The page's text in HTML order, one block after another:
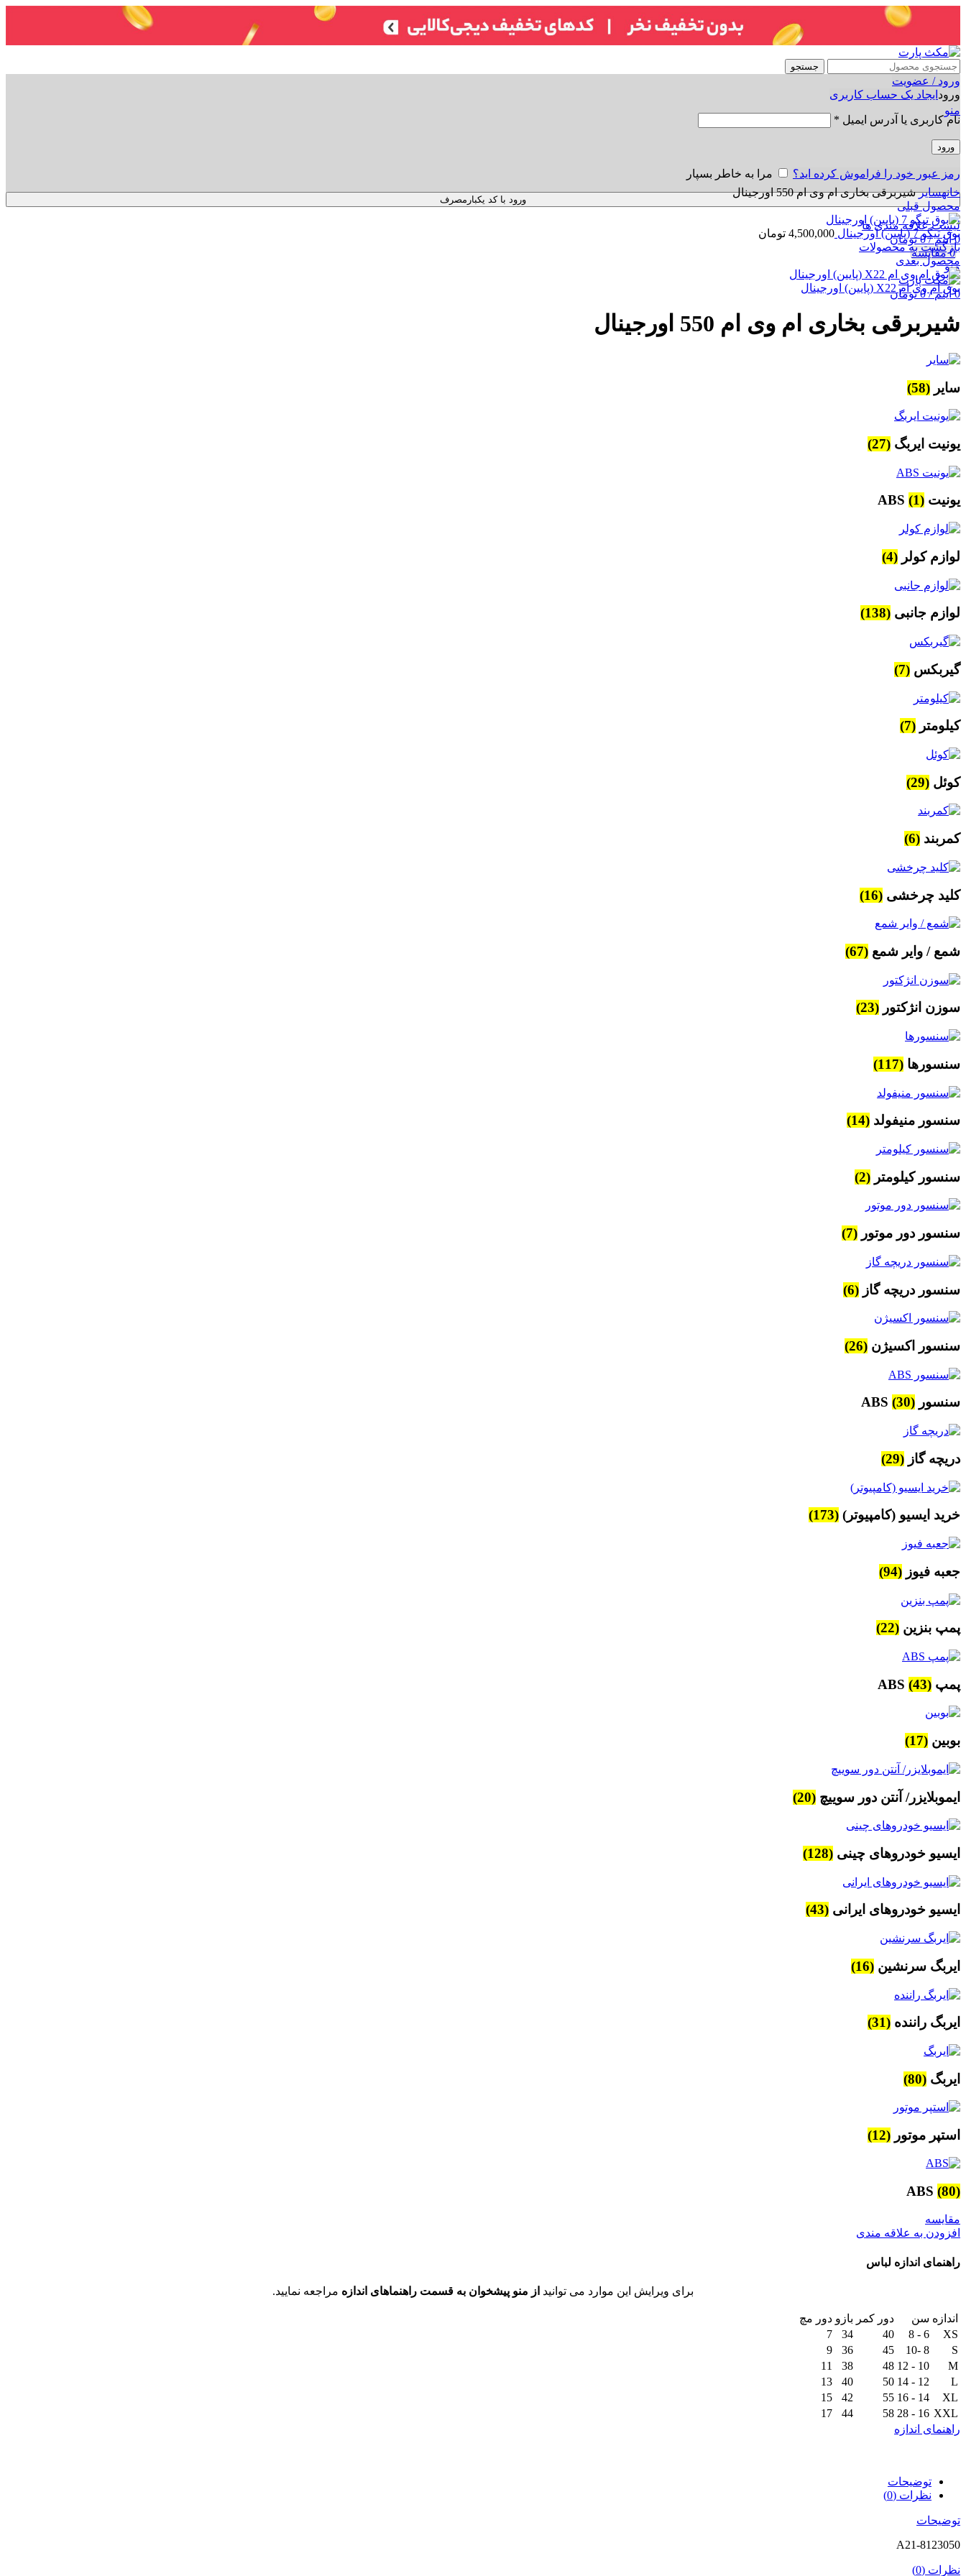
جستجو
ورود / عضویت
ورود ایجاد یک حساب کاربری
نام کاربری یا آدرس ایمیل *
ورود
رمز عبور خود را فراموش کرده اید؟ مرا به خاطر بسپار
ورود با کد یکبارمصرف
لیست علاقه مندی ها
0 آیتم /
0 تومان
0 مقایسه
منو
0 آیتم /
0 تومان
منو
برای بزرگنمایی کلیک کنید
خانهسایرشیربرقی بخاری ام وی ام 550 اورجینال
محصول قبلی
بوق تیگو 7 (پایین) اورجینال 4,500,000 تومان
بازگشت به محصولات
محصول بعدی
بوق ام وی ام X22 (پایین) اورجینال
شیربرقی بخاری ام وی ام 550 اورجینال
سایر (58)
یونیت ایربگ (27)
یونیت ABS (1)
لوازم کولر (4)
لوازم جانبی (138)
گیربکس (7)
کیلومتر (7)
کوئل (29)
کمربند (6)
کلید چرخشی (16)
شمع / وایر شمع (67)
سوزن انژکتور (23)
سنسورها (117)
سنسور منیفولد (14)
سنسور کیلومتر (2)
سنسور دور موتور (7)
سنسور دریچه گاز (6)
سنسور اکسیژن (26)
سنسور ABS (30)
دریچه گاز (29)
خرید ایسیو (کامپیوتر) (173)
جعبه فیوز (94)
پمپ بنزین (22)
پمپ ABS (43)
بوبین (17)
ایموبلایزر/ آنتن دور سوییچ (20)
ایسیو خودروهای چینی (128)
ایسیو خودروهای ایرانی (43)
ایربگ سرنشین (16)
ایربگ راننده (31)
ایربگ (80)
استپر موتور (12)
ABS (80)
مقایسه
افزودن به علاقه مندی
راهنمای اندازه لباس
برای ویرایش این موارد می توانید از منو پیشخوان به قسمت راهنماهای اندازه مراجعه نمایید.
اندازه سن دور کمر بازو دور مچ
XS
6 - 8
40
34
7
S
8 -10
45
36
9
M
10 - 12
48
38
11
L
12 - 14
50
40
13
XL
14 - 16
55
42
15
XXL
16 - 28
58
44
17
راهنمای اندازه
توضیحات
نظرات (0)
توضیحات
A21-8123050
نظرات (0)